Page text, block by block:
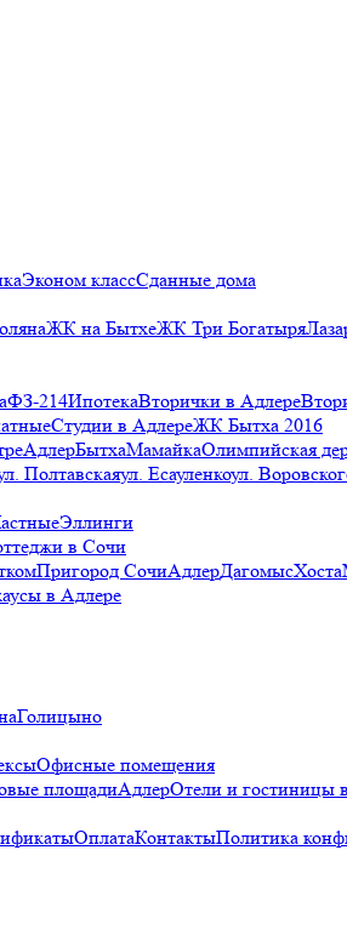
Эконом классСданные дома
ЖК на БытхеЖК Три Богатыря
ФЗ-214ИпотекаВторички в Адлере
Студии в АдлереЖК Бытха 2016
АдлерБытхаМамайкаОлимпийская
Полтавскаяул. Есауленкоул.
Эллинги
в Сочи
Пригород СочиАдлерДагомысХоста
в Адлере
Голицыно
Офисные помещения
площадиАдлерОтели и гостиницы
ОплатаКонтактыПолитика